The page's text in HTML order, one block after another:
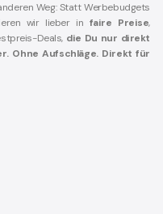
Weg: Statt Werbebudgets
wir lieber in faire Preise,
Deals, die Du nur direkt
Ohne Aufschläge. Direkt für